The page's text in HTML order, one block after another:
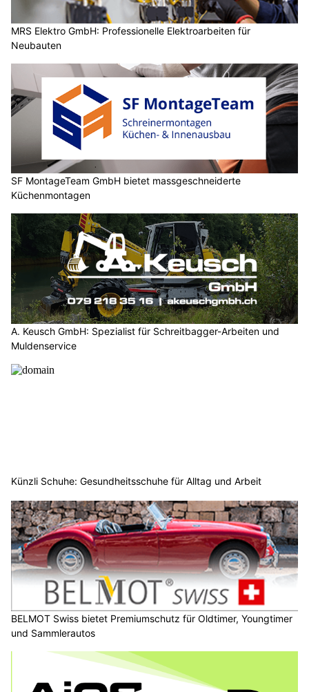
MRS Elektro GmbH: Professionelle Elektroarbeiten für
Neubauten
SF MontageTeam GmbH bietet massgeschneiderte
Küchenmontagen
A. Keusch GmbH: Spezialist für Schreitbagger-Arbeiten und
Muldenservice
Künzli Schuhe: Gesundheitsschuhe für Alltag und Arbeit
BELMOT Swiss bietet Premiumschutz für Oldtimer, Youngtimer
und Sammlerautos